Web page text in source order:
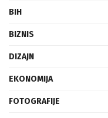
BIH
BIZNIS
DIZAJN
EKONOMIJA
FOTOGRAFIJE